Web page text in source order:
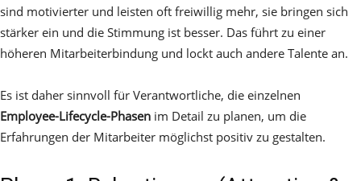
sind motivierter und leisten oft freiwillig mehr, sie bringen sich
stärker ein und die Stimmung ist besser. Das führt zu einer
höheren Mitarbeiterbindung und lockt auch andere Talente an.
Es ist daher sinnvoll für Verantwortliche, die einzelnen
Employee-Lifecycle-Phasen im Detail zu planen, um die
Erfahrungen der Mitarbeiter möglichst positiv zu gestalten.